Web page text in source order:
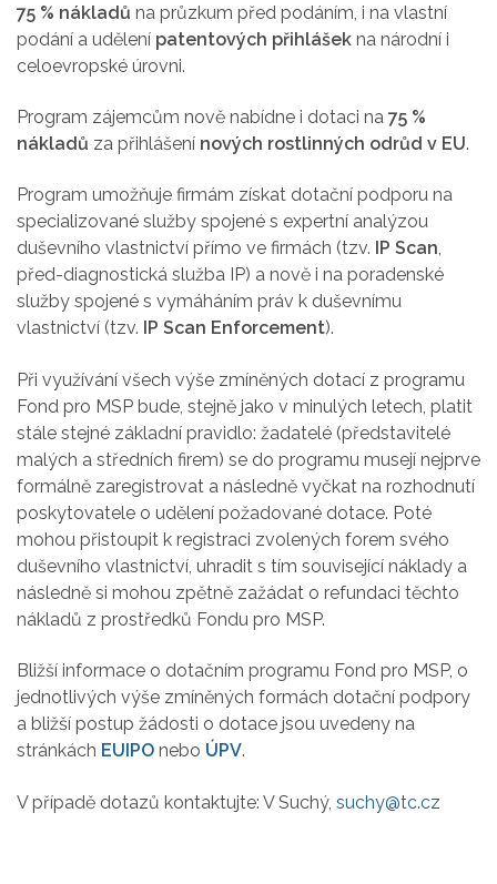
75 % nákladů na průzkum před podáním, i na vlastní
podání a udělení patentových přihlášek na národní i
celoevropské úrovni.
Program zájemcům nově nabídne i dotaci na 75 %
nákladů za přihlášení nových rostlinných odrůd v EU.
Program umožňuje firmám získat dotační podporu na
specializované služby spojené s expertní analýzou
duševního vlastnictví přímo ve firmách (tzv. IP Scan,
před-diagnostická služba IP) a nově i na poradenské
služby spojené s vymáháním práv k duševnímu
vlastnictví (tzv. IP Scan Enforcement).
Při využívání všech výše zmíněných dotací z programu
Fond pro MSP bude, stejně jako v minulých letech, platit
stále stejné základní pravidlo: žadatelé (představitelé
malých a středních firem) se do programu musejí nejprve
formálně zaregistrovat a následně vyčkat na rozhodnutí
poskytovatele o udělení požadované dotace. Poté
mohou přistoupit k registraci zvolených forem svého
duševního vlastnictví, uhradit s tím související náklady a
následně si mohou zpětně zažádat o refundaci těchto
nákladů z prostředků Fondu pro MSP.
Bližší informace o dotačním programu Fond pro MSP, o
jednotlivých výše zmíněných formách dotační podpory
a bližší postup žádosti o dotace jsou uvedeny na
stránkách EUIPO nebo ÚPV.
V případě dotazů kontaktujte: V Suchý, suchy@tc.cz